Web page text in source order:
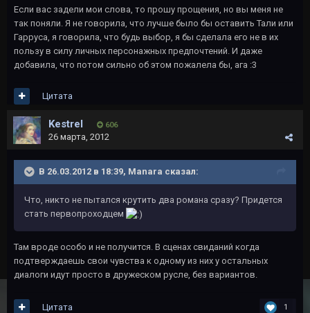
Если вас задели мои слова, то прошу прощения, но вы меня не
так поняли. Я не говорила, что лучше было бы оставить Тали или
Гарруса, я говорила, что будь выбор, я бы сделала его не в их
пользу в силу личных персонажных предпочтений. И даже
добавила, что потом сильно об этом пожалела бы, ага :3
Цитата
Kestrel 606
26 марта, 2012
В 26.03.2012 в 18:39, Manara сказал:
Что, никто не пытался крутить два романа сразу? Придется
стать первопроходцем
Там вроде особо и не получится. В сценах свиданий когда
подтверждаешь свои чувства к одному из них у остальных
диалоги идут просто в дружеском русле, без вариантов.
1
Цитата